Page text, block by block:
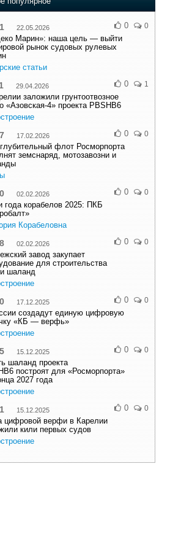
22.05.2026
Марин»: наша цель — выйти
рынок судовых рулевых
статьи
0 0
29.04.2026
заложили грунтоотвозное
«Азовская-4» проекта PBSHB6
0 1
17.02.2026
флот Росморпорта
земснаряд, мотозавозни и
0 0
02.02.2026
года корабелов 2025: ПКБ
Корабеловна
0 0
02.02.2026
завод закупает
для строительства
шаланд
0 0
17.12.2025
создадут единую цифровую
«КБ — верфь»
0 0
15.12.2025
шаланд проекта
построят для «Росморпорта»
2027 года
0 0
15.12.2025
цифровой верфи в Карелии
кили первых судов
0 0